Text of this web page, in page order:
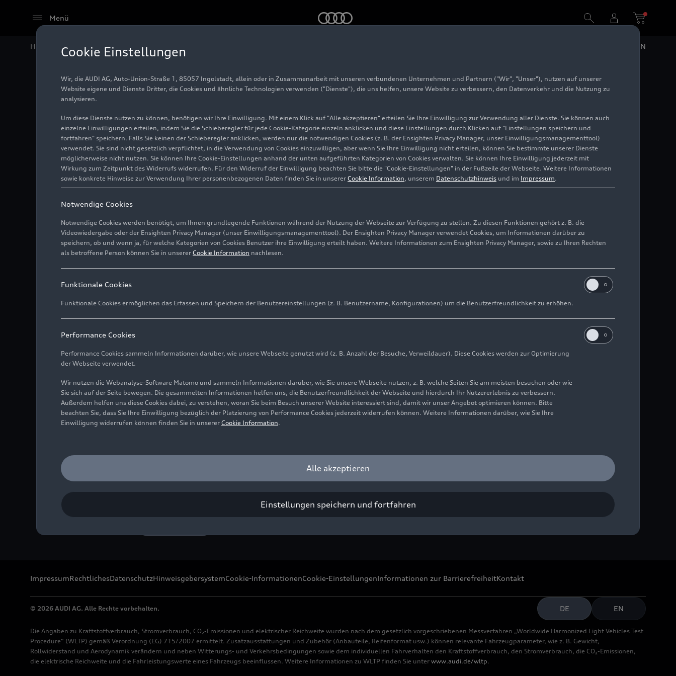
Menü
Home Audi Media Center Fotos EN
Audi auf der Auto China 2026
Foto 24.04.2026
ImpressumRechtlichesDatenschutzHinweisgebersystemCookie-InformationenCookie-EinstellungenInformationen zur BarrierefreiheitKontakt
© 2026 AUDI AG. Alle Rechte vorbehalten. DE EN
Die Angaben zu Kraftstoffverbrauch, Stromverbrauch, CO₂-Emissionen und elektrischer Reichweite wurden nach dem gesetzlich vorgeschriebenen Messverfahren „Worldwide Harmonized Light Vehicles Test
Procedure“ (WLTP) gemäß Verordnung (EG) 715/2007 ermittelt. Zusatzausstattungen und Zubehör (Anbauteile, Reifenformat usw.) können relevante Fahrzeugparameter, wie z. B. Gewicht,
Rollwiderstand und Aerodynamik verändern und neben Witterungs- und Verkehrsbedingungen sowie dem individuellen Fahrverhalten den Kraftstoffverbrauch, den Stromverbrauch, die CO₂-Emissionen,
die elektrische Reichweite und die Fahrleistungswerte eines Fahrzeugs beeinflussen. Weitere Informationen zu WLTP finden Sie unter www.audi.de/wltp.
Cookie Einstellungen
Wir, die AUDI AG, Auto-Union-Straße 1, 85057 Ingolstadt, allein oder in Zusammenarbeit mit unseren verbundenen Unternehmen und Partnern ("Wir", "Unser"), nutzen auf unserer
Website eigene und Dienste Dritter, die Cookies und ähnliche Technologien verwenden ("Dienste"), die uns helfen, unsere Website zu verbessern, den Datenverkehr und die Nutzung zu
analysieren.
Um diese Dienste nutzen zu können, benötigen wir Ihre Einwilligung. Mit einem Klick auf "Alle akzeptieren" erteilen Sie Ihre Einwilligung zur Verwendung aller Dienste. Sie können auch
einzelne Einwilligungen erteilen, indem Sie die Schieberegler für jede Cookie-Kategorie einzeln anklicken und diese Einstellungen durch Klicken auf "Einstellungen speichern und
fortfahren" speichern. Falls Sie keinen der Schieberegler anklicken, werden nur die notwendigen Cookies (z. B. der Ensighten Privacy Manager, unser Einwilligungsmanagementtool)
verwendet. Sie sind nicht gesetzlich verpflichtet, in die Verwendung von Cookies einzuwilligen, aber wenn Sie Ihre Einwilligung nicht erteilen, können Sie bestimmte unserer Dienste
möglicherweise nicht nutzen. Sie können Ihre Cookie-Einstellungen anhand der unten aufgeführten Kategorien von Cookies verwalten. Sie können Ihre Einwilligung jederzeit mit
Wirkung zum Zeitpunkt des Widerrufs widerrufen. Für den Widerruf der Einwilligung beachten Sie bitte die "Cookie-Einstellungen" in der Fußzeile der Webseite. Weitere Informationen
sowie konkrete Hinweise zur Verwendung Ihrer personenbezogenen Daten finden Sie in unserer Cookie Information, unserem Datenschutzhinweis und im Impressum.
Notwendige Cookies
Notwendige Cookies werden benötigt, um Ihnen grundlegende Funktionen während der Nutzung der Webseite zur Verfügung zu stellen. Zu diesen Funktionen gehört z. B. die
Videowiedergabe oder der Ensighten Privacy Manager (unser Einwilligungsmanagementtool). Der Ensighten Privacy Manager verwendet Cookies, um Informationen darüber zu
speichern, ob und wenn ja, für welche Kategorien von Cookies Benutzer ihre Einwilligung erteilt haben. Weitere Informationen zum Ensighten Privacy Manager, sowie zu Ihren Rechten
als betroffene Person können Sie in unserer Cookie Information nachlesen.
Funktionale Cookies
Funktionale Cookies ermöglichen das Erfassen und Speichern der Benutzereinstellungen (z. B. Benutzername, Konfigurationen) um die Benutzerfreundlichkeit zu erhöhen.
Performance Cookies
Performance Cookies sammeln Informationen darüber, wie unsere Webseite genutzt wird (z. B. Anzahl der Besuche, Verweildauer). Diese Cookies werden zur Optimierung
der Webseite verwendet.
Wir nutzen die Webanalyse-Software Matomo und sammeln Informationen darüber, wie Sie unsere Webseite nutzen, z. B. welche Seiten Sie am meisten besuchen oder wie
Sie sich auf der Seite bewegen. Die gesammelten Informationen helfen uns, die Benutzerfreundlichkeit der Webseite und hierdurch Ihr Nutzererlebnis zu verbessern.
Außerdem helfen uns diese Cookies dabei, zu verstehen, woran Sie beim Besuch unserer Website interessiert sind, damit wir unser Angebot optimieren können. Bitte
beachten Sie, dass Sie Ihre Einwilligung bezüglich der Platzierung von Performance Cookies jederzeit widerrufen können. Weitere Informationen darüber, wie Sie Ihre
Einwilligung widerrufen können finden Sie in unserer Cookie Information.
Alle akzeptieren
Einstellungen speichern und fortfahren